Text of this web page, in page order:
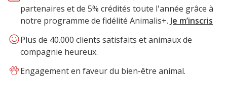
partenaires et de 5% crédités toute l'année grâce à
notre programme de fidélité Animalis+. Je m’inscris
Plus de 40.000 clients satisfaits et animaux de
compagnie heureux.
Engagement en faveur du bien-être animal.